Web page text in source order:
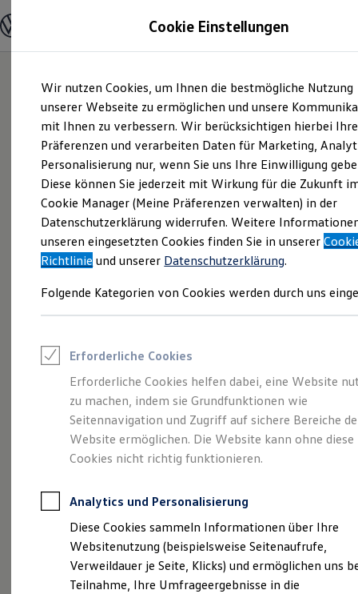
Hauptinhalt
springen
Footer
springen
Modelle und Konfigurator
Modelle vergleichen
Elektroautos
ENERGY Sondermodelle
Nutzfahrzeuge
SUV und CUV
Familienautos
Kombis
Kompaktwagen
Sportwagen
Schnell verfügbare Fahrzeuge
Angebote und Produkte
Aktuelle Angebote
E-Auto-Förderung
Volkswagen Marktplatz
Junge Gebrauchtwagen und Gebrauchtwagen
Saisonangebote
Leasing
Leasing-Angebote
Gebrauchtwagen Leasing
Junge Gebrauchtwagen-Leasing
Elektroauto Leasing
Kleinwagen-Leasing
Leasing ohne Anzahlung
Autokredit mit Schlussrate
Versicherungen und Garantien
Kfz-Versicherung
Restschuldversicherungen
Garantien
Wartungsverträge
Geschäftskunden
Ihr Begleiter für Alltag
und Freizeit. Der T-
Cross.
Cookie Einstellungen
Wir nutzen Cookies, um Ihnen die bestmögliche Nutzung
unserer Webseite zu ermöglichen und unsere
mit Ihnen zu verbessern. Wir berücksichtigen hierbei Ihre
Präferenzen und verarbeiten Daten für Marketing,
Personalisierung nur, wenn Sie uns Ihre Einwilligung
Diese können Sie jederzeit mit Wirkung für die Zukunft
Cookie Manager (Meine Präferenzen verwalten) in der
Datenschutzerklärung widerrufen. Weitere
unseren eingesetzten Cookies finden Sie in unserer
Richtlinie und unserer Datenschutzerklärung.
Folgende Kategorien von Cookies werden durch uns
Erforderliche Cookies
Erforderliche Cookies helfen dabei, eine Website
zu machen, indem sie Grundfunktionen wie
Seitennavigation und Zugriff auf sichere Bereiche
Website ermöglichen. Die Website kann ohne diese
Cookies nicht richtig funktionieren.
Analytics und Personalisierung
Diese Cookies sammeln Informationen über Ihre
Websitenutzung (beispielsweise Seitenaufrufe,
Verweildauer je Seite, Klicks) und ermöglichen uns
Teilnahme, Ihre Umfrageergebnisse in die